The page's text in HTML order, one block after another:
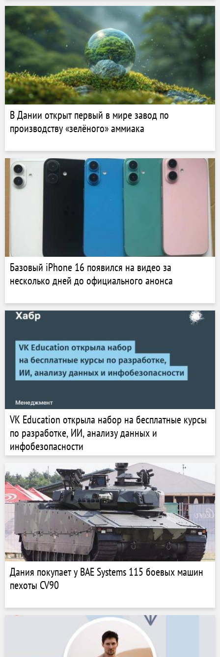
В Дании открыт первый в мире завод по
производству «зелёного» аммиака
Базовый iPhone 16 появился на видео за
несколько дней до официального анонса
VK Education открыла набор на бесплатные курсы
по разработке, ИИ, анализу данных и
инфобезопасности
Дания покупает у BAE Systems 115 боевых машин
пехоты CV90